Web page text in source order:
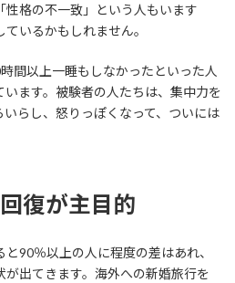
性格の不一致」という人もいます
いるかもしれません。
間以上一睡もしなかったといった人
ます。被験者の人たちは、集中力を
らし、怒りっぽくなって、ついには
復が主目的
90％以上の人に程度の差はあれ、
が出てきます。海外への新婚旅行を